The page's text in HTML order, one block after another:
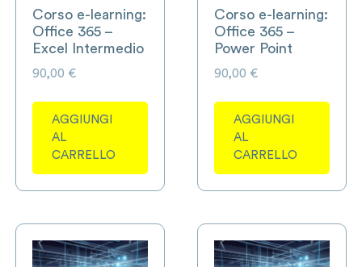
Corso e-learning:
Office 365 –
Excel Intermedio
90,00 €
AGGIUNGI
AL
CARRELLO
Corso e-learning:
Office 365 –
Power Point
90,00 €
AGGIUNGI
AL
CARRELLO